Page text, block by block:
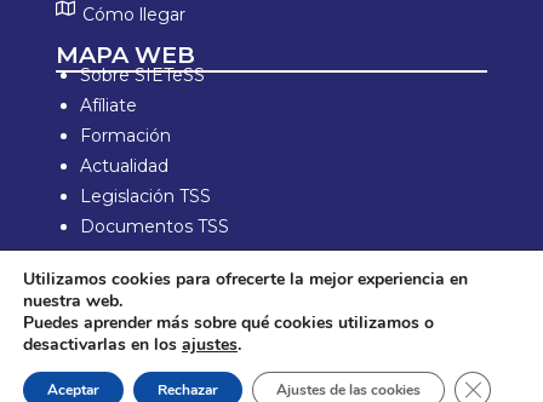
Cómo llegar
MAPA WEB
Sobre SIETeSS
Afíliate
Formación
Actualidad
Legislación TSS
Documentos TSS
Información laboral
Zona de Socios
Aviso Legal y política de privacidad
Política de compra y devolución
Política de Cookies
Utilizamos cookies para ofrecerte la mejor experiencia en
nuestra web.
Puedes aprender más sobre qué cookies utilizamos o
desactivarlas en los ajustes.
Aceptar Rechazar Ajustes de las cookies Cerrar el